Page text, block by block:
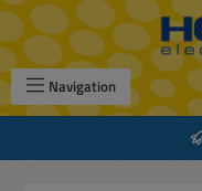
Zum Hauptinhalt springen
Navigation